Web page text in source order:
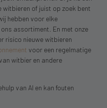
of juist op zoek bent
hebben voor elke
assortiment. En met onze
risico nieuwe witbieren
voor een regelmatige
witbier en andere
van AI en kan fouten